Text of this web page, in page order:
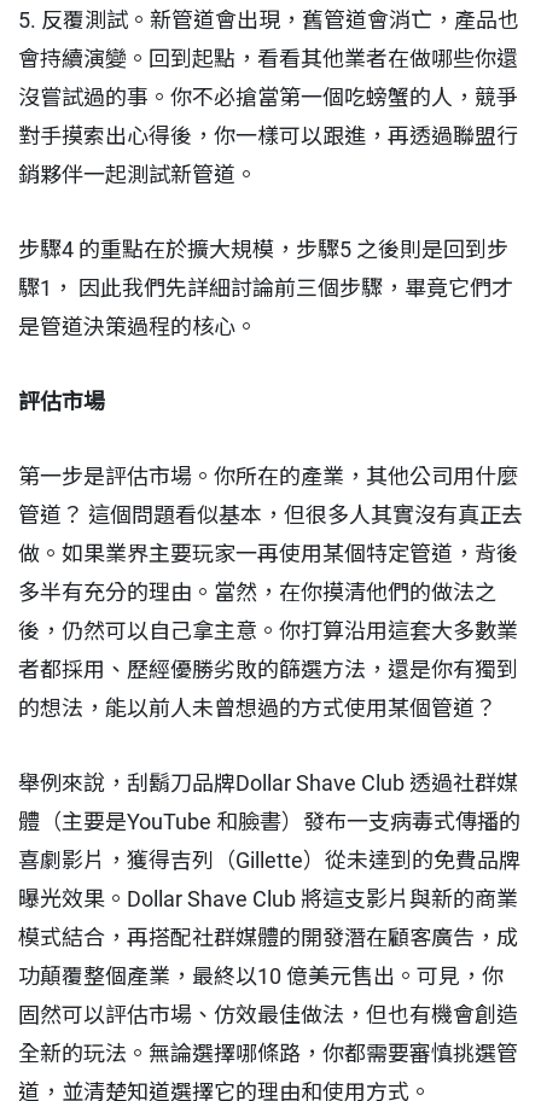
5. 反覆測試。新管道會出現，舊管道會消亡，產品也
會持續演變。回到起點，看看其他業者在做哪些你還
沒嘗試過的事。你不必搶當第一個吃螃蟹的人，競爭
對手摸索出心得後，你一樣可以跟進，再透過聯盟行
銷夥伴一起測試新管道。
步驟4 的重點在於擴大規模，步驟5 之後則是回到步
驟1， 因此我們先詳細討論前三個步驟，畢竟它們才
是管道決策過程的核心。
評估市場
第一步是評估市場。你所在的產業，其他公司用什麼
管道？ 這個問題看似基本，但很多人其實沒有真正去
做。如果業界主要玩家一再使用某個特定管道，背後
多半有充分的理由。當然，在你摸清他們的做法之
後，仍然可以自己拿主意。你打算沿用這套大多數業
者都採用、歷經優勝劣敗的篩選方法，還是你有獨到
的想法，能以前人未曾想過的方式使用某個管道？
舉例來說，刮鬍刀品牌Dollar Shave Club 透過社群媒
體（主要是YouTube 和臉書）發布一支病毒式傳播的
喜劇影片，獲得吉列（Gillette）從未達到的免費品牌
曝光效果。Dollar Shave Club 將這支影片與新的商業
模式結合，再搭配社群媒體的開發潛在顧客廣告，成
功顛覆整個產業，最終以10 億美元售出。可見，你
固然可以評估市場、仿效最佳做法，但也有機會創造
全新的玩法。無論選擇哪條路，你都需要審慎挑選管
道，並清楚知道選擇它的理由和使用方式。